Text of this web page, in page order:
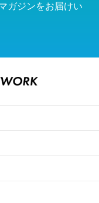
ガジンをお届けい